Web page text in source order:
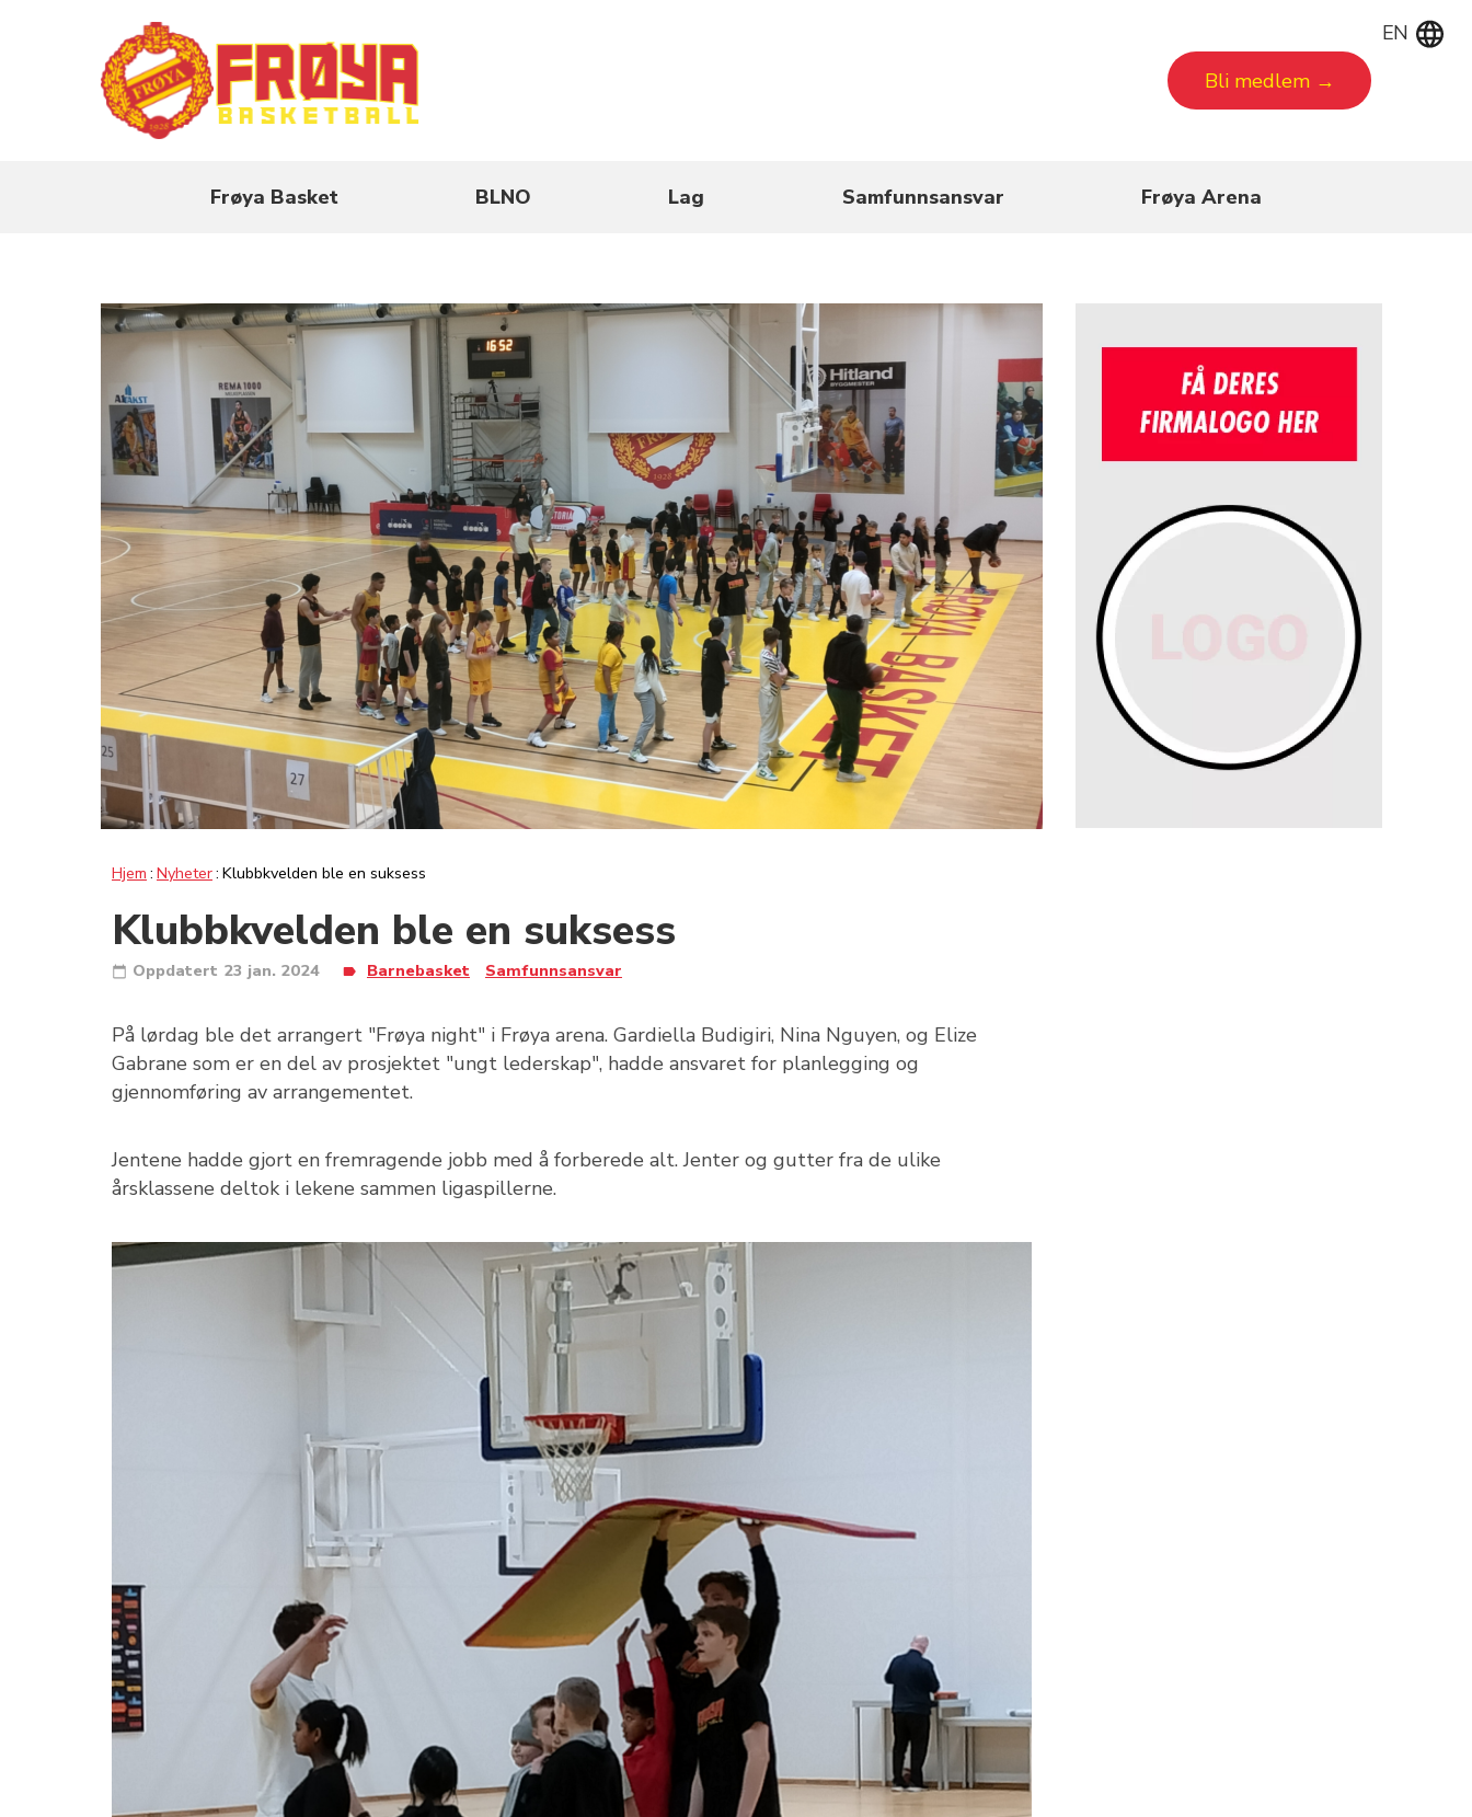
EN
Bli medlem →
Frøya Basket BLNO Lag Samfunnsansvar Frøya Arena
Hjem Nyheter Klubbkvelden ble en suksess
Klubbkvelden ble en suksess
Oppdatert 23 jan. 2024 Barnebasket Samfunnsansvar
På lørdag ble det arrangert "Frøya night" i Frøya arena. Gardiella Budigiri, Nina Nguyen, og Elize
Gabrane som er en del av prosjektet "ungt lederskap", hadde ansvaret for planlegging og
gjennomføring av arrangementet.
Jentene hadde gjort en fremragende jobb med å forberede alt. Jenter og gutter fra de ulike
årsklassene deltok i lekene sammen ligaspillerne.